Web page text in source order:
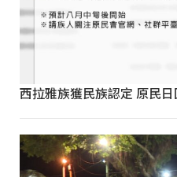
西拉雅族獲民族認定 原民